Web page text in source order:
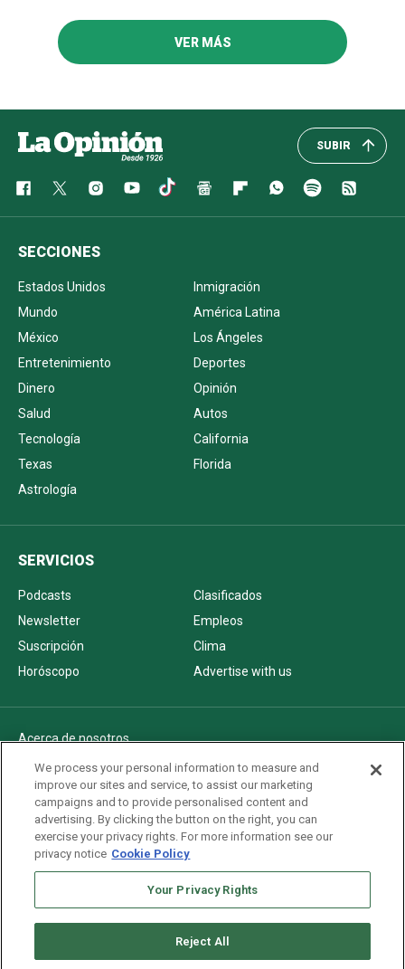
VER MÁS
SUBIR
SECCIONES
Estados Unidos
Inmigración
Mundo
América Latina
México
Los Ángeles
Entretenimiento
Deportes
Dinero
Opinión
Salud
Autos
Tecnología
California
Texas
Florida
Astrología
SERVICIOS
Podcasts
Clasificados
Newsletter
Empleos
Suscripción
Clima
Horóscopo
Advertise with us
Acerca de nosotros
Politica de privacidad
Pautas Editoriales
AdChoices
Advertise with us
Newsletters
We process your personal information to measure and
improve our sites and service, to assist our marketing
campaigns and to provide personalised content and
advertising. By clicking the button on the right, you can
exercise your privacy rights. For more information see our
privacy notice Cookie Policy
Your Privacy Rights
Reject All